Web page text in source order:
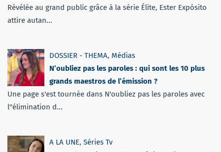
Révélée au grand public grâce à la série Élite, Ester Expósito
attire autan...
DOSSIER - THEMA, Médias
N’oubliez pas les paroles : qui sont les 10 plus
grands maestros de l’émission ?
Une page s'est tournée dans N'oubliez pas les paroles avec
l''élimination d...
A LA UNE, Séries Tv